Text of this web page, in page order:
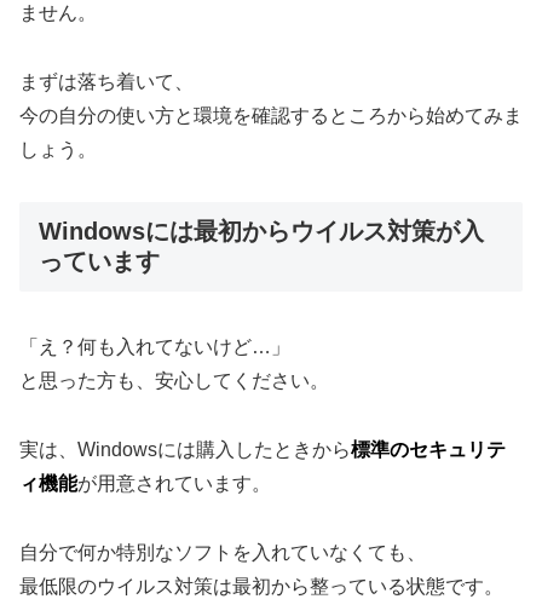
ません。
まずは落ち着いて、
今の自分の使い方と環境を確認するところから始めてみま
しょう。
Windowsには最初からウイルス対策が入
っています
「え？何も入れてないけど…」
と思った方も、安心してください。
実は、Windowsには購入したときから標準のセキュリテ
ィ機能が用意されています。
自分で何か特別なソフトを入れていなくても、
最低限のウイルス対策は最初から整っている状態です。